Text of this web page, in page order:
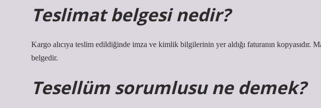
Teslimat belgesi nedir?
Kargo alıcıya teslim edildiğinde imza ve kimlik bilgilerinin yer aldığı faturanın kopyasıdır.
belgedir.
Tesellüm sorumlusu ne demek?